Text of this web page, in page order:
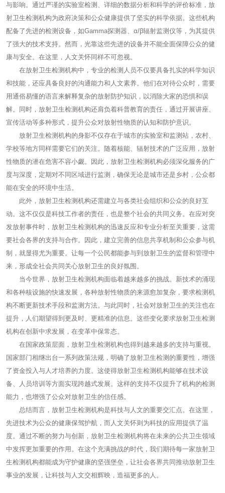
与影响。通过严谨的实验室检测、详细的数据分析和科学的评价标准，放
射卫生检测机构为政府决策和公众健康提供了坚实的科学依据。这些机构
配备了先进的检测设备，如Gamma探测器、α/β辐射监测仪等，为其提供
了强大的技术支持。然而，光靠这些先进的设备并不能全面保障公众的健
康与安全。在这里，人文关怀同样不可忽视。
在放射卫生检测机构中，专业的检测人员不仅要具备扎实的科学知识
和技能，还应具备良好的沟通能力和人文素养。他们在对待公众时，需要
用通俗易懂的语言来解释复杂的放射防护知识，以消除大家的恐惧和误
解。同时，放射卫生检测机构还肩负着科普教育的责任，通过开展讲座、
宣传活动等多种形式，提升公众对放射性物质的认知和防护意识。
放射卫生检测机构的身影不仅存在于城市的实验室和监测站，农村、
学校等地方同样需要它们的关注。随着核能、辐射技术的广泛应用，放射
性物质的潜在危害不容小觑。因此，放射卫生检测机构必须深化服务的广
度与深度，定期对不同区域进行监测，确保无论是城市还是乡村，公众都
能在安全的环境中生活。
此外，放射卫生检测机构还需建立与各类社会组织和公众的良好互
动。这不仅仅是科技工作者的责任，也是整个社会的共同义务。在应对突
发放射事件时，放射卫生检测机构的迅速反应和专业分析至关重要，这需
要社会各界的支持与合作。因此，建立完善的信息共享机制和公众参与机
制，就显得尤为重要。让每一个公民都能参与到放射卫生的监督和管理中
来，形成全社会共同关心放射卫生的良好氛围。
当今世界，放射卫生检测机构面临着越来越多的挑战。新技术的涌现
和各种核设施的快速发展，各种放射性物质的来源愈加复杂，要求检测机
构不断更新技术手段和监测方法。与此同时，社会对放射卫生的关注也在
提升，人们期望得到更及时、更精准的信息。这些变化要求放射卫生检测
机构在创新中求发展，在变革中保常态。
在国家政策层面，放射卫生检测机构也得到越来越多的支持与重视。
国家部门相继出台一系列政策法规，明确了放射卫生检测的重要性，增强
了资金投入与人才培养的力度。这使得放射卫生检测机构能够在技术设
备、人员培训等方面实现跨越式发展。这样的支持不仅提升了机构的检测
能力，也增强了公众对放射卫生的信任感。
总结而言，放射卫生检测机构是科技与人文的重要交汇点。在这里，
先进技术为公众的健康保驾护航，而人文关怀则为科技的应用提供了温
度。通过不断的努力与创新，放射卫生检测机构将在未来的公共卫生领域
中发挥更加重要的作用。在这个充满挑战的时代，我们期待每一家放射卫
生检测机构都能成为守护健康的坚强堡垒，让社会各界共同推动放射卫生
事业的发展，让科技与人文交相辉映，造福更多的人。